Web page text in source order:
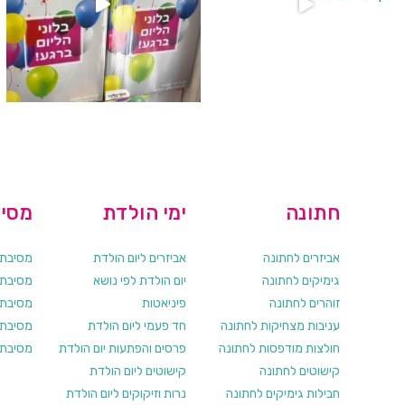
מסיבת
מסיבת
מסיבת
מסיבת
מסיבת
ימי הולדת
אביזרים ליום הולדת
יום הולדת לפי נושא
פיניאטות
חד פעמי ליום הולדת
פרסים והפתעות יום הולדת
קישוטים ליום הולדת
נרות וזיקוקים ליום הולדת
חתונה
אביזרים לחתונה
גימיקים לחתונה
זוהרים לחתונה
עניבות מצחיקות לחתונה
חולצות מודפסות לחתונה
קישוטים לחתונה
חבילות גימיקים לחתונה